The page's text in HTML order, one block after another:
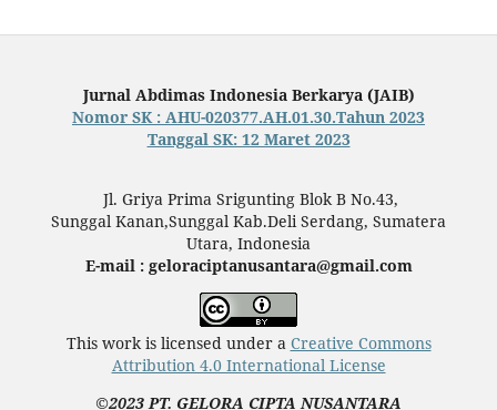
Jurnal Abdimas Indonesia Berkarya (JAIB)
Nomor SK : AHU-020377.AH.01.30.Tahun 2023
Tanggal SK: 12 Maret 2023
Jl. Griya Prima Srigunting Blok B No.43,
Sunggal Kanan,Sunggal Kab.Deli Serdang, Sumatera
Utara, Indonesia
E-mail : geloraciptanusantara@gmail.com
This work is licensed under a Creative Commons
Attribution 4.0 International License
©2023 PT. GELORA CIPTA NUSANTARA